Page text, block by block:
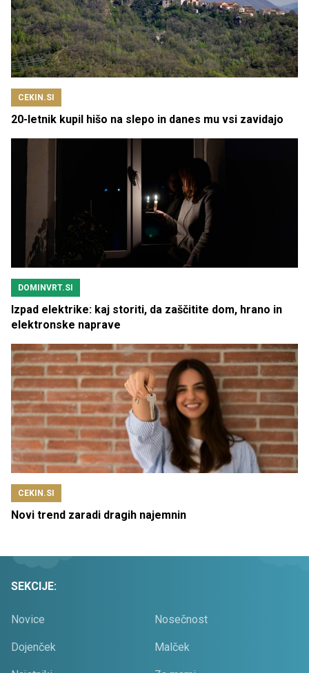
CEKIN.SI
20-letnik kupil hišo na slepo in danes mu vsi zavidajo
DOMINVRT.SI
Izpad elektrike: kaj storiti, da zaščitite dom, hrano in
elektronske naprave
CEKIN.SI
Novi trend zaradi dragih najemnin
SEKCIJE:
Novice Nosečnost
Dojenček Malček